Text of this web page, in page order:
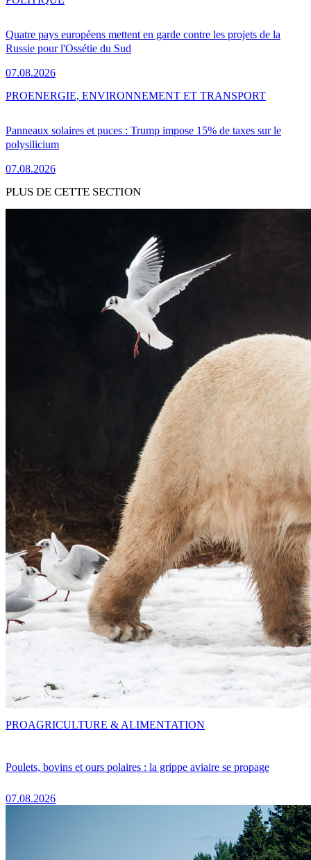
Quatre pays européens mettent en garde contre les projets de la
Russie pour l'Ossétie du Sud
07.08.2026
Panneaux solaires et puces : Trump impose 15% de taxes sur le
polysilicium
07.08.2026
PROENERGIE, ENVIRONNEMENT ET TRANSPORT
PLUS DE CETTE SECTION
Poulets, bovins et ours polaires : la grippe aviaire se propage
07.08.2026
PROAGRICULTURE & ALIMENTATION